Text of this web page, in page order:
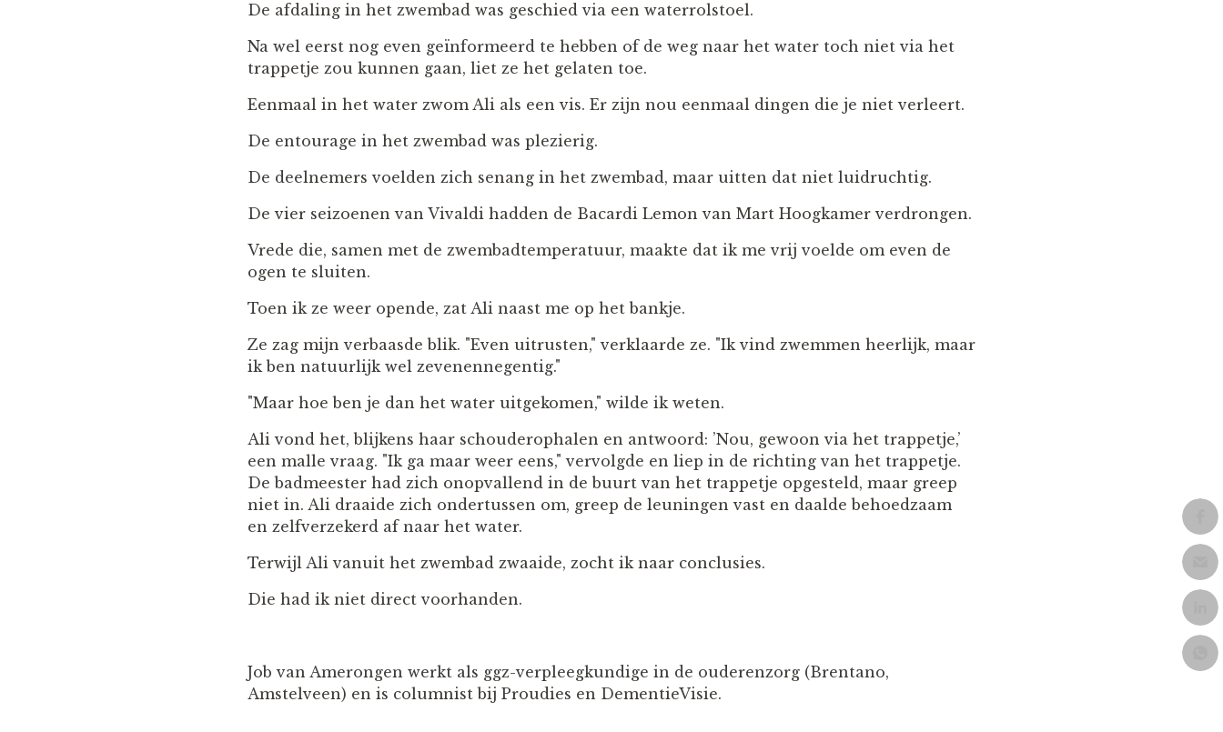
De afdaling in het zwembad was geschied via een waterrolstoel.
Na wel eerst nog even geïnformeerd te hebben of de weg naar het water toch niet via het
trappetje zou kunnen gaan, liet ze het gelaten toe.
Eenmaal in het water zwom Ali als een vis. Er zijn nou eenmaal dingen die je niet verleert.
De entourage in het zwembad was plezierig.
De deelnemers voelden zich senang in het zwembad, maar uitten dat niet luidruchtig.
De vier seizoenen van Vivaldi hadden de Bacardi Lemon van Mart Hoogkamer verdrongen.
Vrede die, samen met de zwembadtemperatuur, maakte dat ik me vrij voelde om even de
ogen te sluiten.
Toen ik ze weer opende, zat Ali naast me op het bankje.
Ze zag mijn verbaasde blik. "Even uitrusten," verklaarde ze. "Ik vind zwemmen heerlijk, maar
ik ben natuurlijk wel zevenennegentig."
"Maar hoe ben je dan het water uitgekomen," wilde ik weten.
Ali vond het, blijkens haar schouderophalen en antwoord: ’Nou, gewoon via het trappetje,’
een malle vraag. "Ik ga maar weer eens," vervolgde en liep in de richting van het trappetje.
De badmeester had zich onopvallend in de buurt van het trappetje opgesteld, maar greep
niet in. Ali draaide zich ondertussen om, greep de leuningen vast en daalde behoedzaam
en zelfverzekerd af naar het water.
Terwijl Ali vanuit het zwembad zwaaide, zocht ik naar conclusies.
Die had ik niet direct voorhanden.
Job van Amerongen werkt als ggz-verpleegkundige in de ouderenzorg (Brentano,
Amstelveen) en is columnist bij Proudies en DementieVisie.